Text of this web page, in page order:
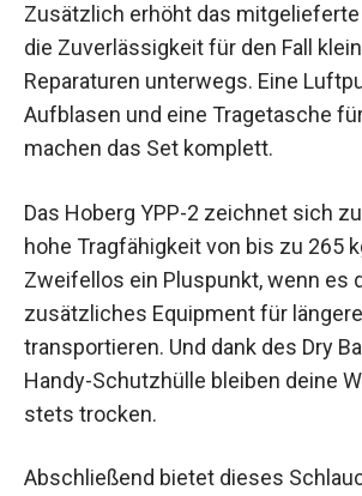
Zusätzlich erhöht das
die Zuverlässigkeit für den Fall
Reparaturen unterwegs. Eine
Aufblasen und eine Tragetasche
machen das Set komplett.
Das Hoberg YPP-2 zeichnet sich
hohe Tragfähigkeit von bis zu 265
Zweifellos ein Pluspunkt, wenn es
zusätzliches Equipment für
transportieren. Und dank des Dry
Handy-Schutzhülle bleiben deine
stets trocken.
Abschließend bietet dieses